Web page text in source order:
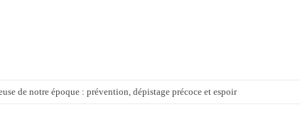
de notre époque : prévention, dépistage précoce et espoir